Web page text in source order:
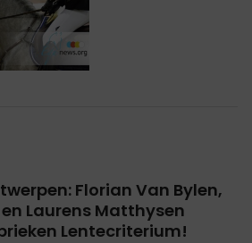
Florian Van Bylen,
Laurens Matthysen
Lentecriterium!